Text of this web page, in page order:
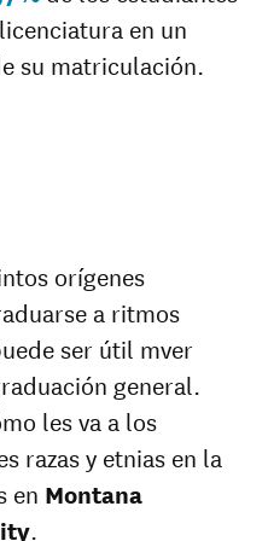
en un
su matriculación.
orígenes
a ritmos
ser útil mver
general.
les va a los
razas y etnias en la
en Montana
.